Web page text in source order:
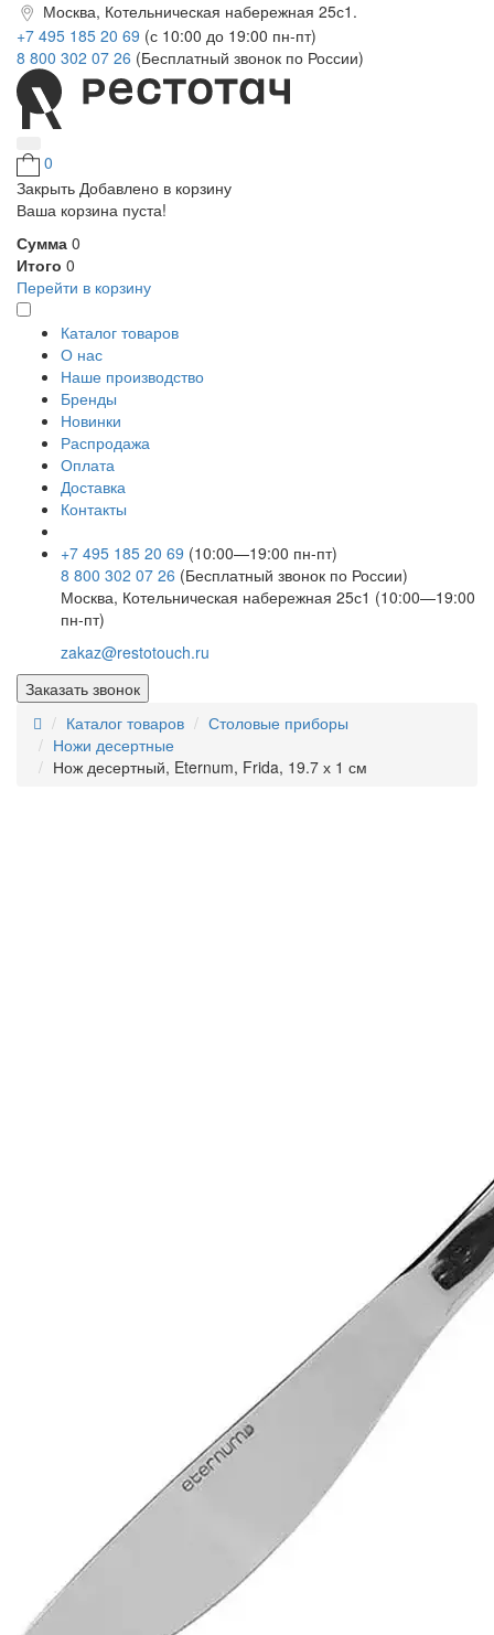
Москва, Котельническая набережная 25с1.
+7 495 185 20 69 (с 10:00 до 19:00 пн-пт)
8 800 302 07 26 (Бесплатный звонок по России)
0
Закрыть Добавлено в корзину
Ваша корзина пуста!
Сумма 0
Итого 0
Перейти в корзину
Каталог товаров
О нас
Наше производство
Бренды
Новинки
Распродажа
Оплата
Доставка
Контакты
+7 495 185 20 69 (10:00—19:00 пн-пт)
8 800 302 07 26 (Бесплатный звонок по России)
Москва, Котельническая набережная 25с1 (10:00—19:00
пн-пт)
zakaz@restotouch.ru
Заказать звонок
Каталог товаров
Столовые приборы
Ножи десертные
Нож десертный, Eternum, Frida, 19.7 х 1 см